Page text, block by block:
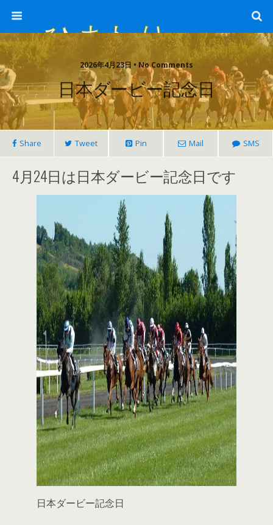
ひまわり畑 sunflower-field
2026年4月23日 • No Comments
日本ダービー記念日
Share Tweet Pin Mail SMS
4月24日は日本ダービー記念日です
日本ダービー記念日